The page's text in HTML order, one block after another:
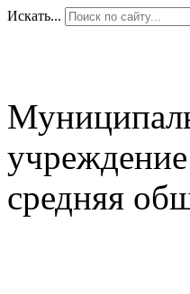
Искать...
учреждение
средняя